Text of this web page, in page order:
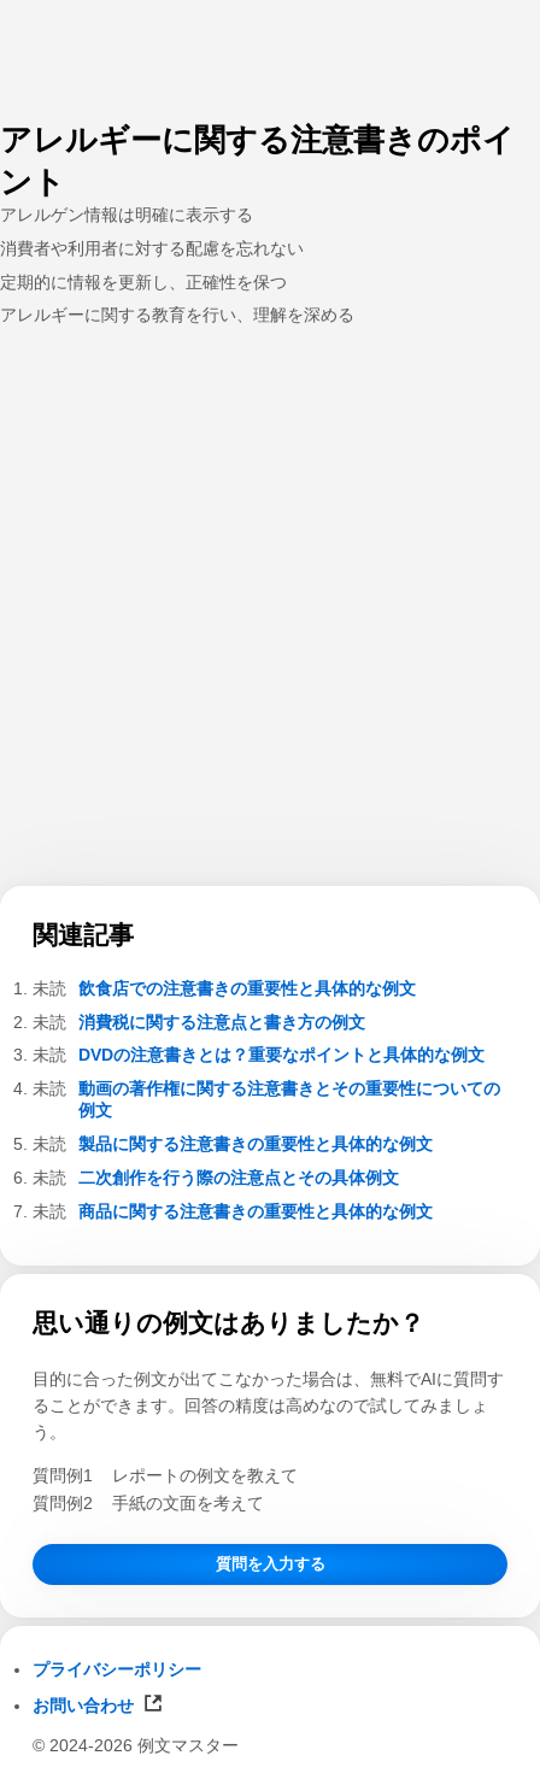
アレルギーに関する注意書きのポイ
ント
アレルゲン情報は明確に表示する
消費者や利用者に対する配慮を忘れない
定期的に情報を更新し、正確性を保つ
アレルギーに関する教育を行い、理解を深める
関連記事
飲食店での注意書きの重要性と具体的な例文
消費税に関する注意点と書き方の例文
DVDの注意書きとは？重要なポイントと具体的な例文
動画の著作権に関する注意書きとその重要性についての
例文
製品に関する注意書きの重要性と具体的な例文
二次創作を行う際の注意点とその具体例文
商品に関する注意書きの重要性と具体的な例文
思い通りの例文はありましたか？
目的に合った例文が出てこなかった場合は、無料でAIに質問す
ることができます。回答の精度は高めなので試してみましょ
う。
質問例1
レポートの例文を教えて
質問例2
手紙の文面を考えて
質問を入力する
プライバシーポリシー
お問い合わせ
© 2024-2026 例文マスター